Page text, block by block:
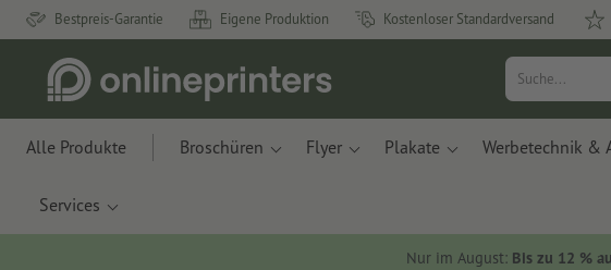
Bestpreis-Garantie Eigene Produktion Kostenloser Standardversand
Alle Produkte Broschüren Flyer Plakate Werbetechnik &
Services
Nur im August: Bis zu 12 %